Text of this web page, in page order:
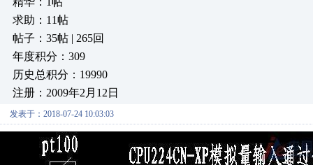
求助：11帖
帖子：35帖 | 265回
年度积分：309
历史总积分：19990
注册：2009年2月12日
发表于：2018-07-24 10:03:03